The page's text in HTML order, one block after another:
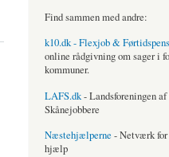
Find sammen med andre:
k10.dk - Flexjob &
online rådgivning om sager i
kommuner.
LAFS.dk- Landsforeningen
Skånejobbere
Næstehjælperne - Netværk
hjælp